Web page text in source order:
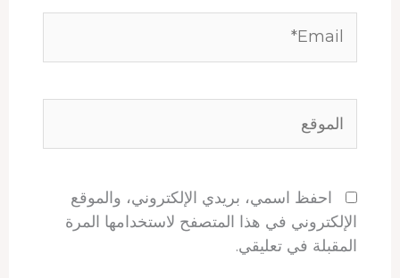
احفظ اسمي، بريدي الإلكتروني، والموقع
الإلكتروني في هذا المتصفح لاستخدامها المرة
المقبلة في تعليقي.